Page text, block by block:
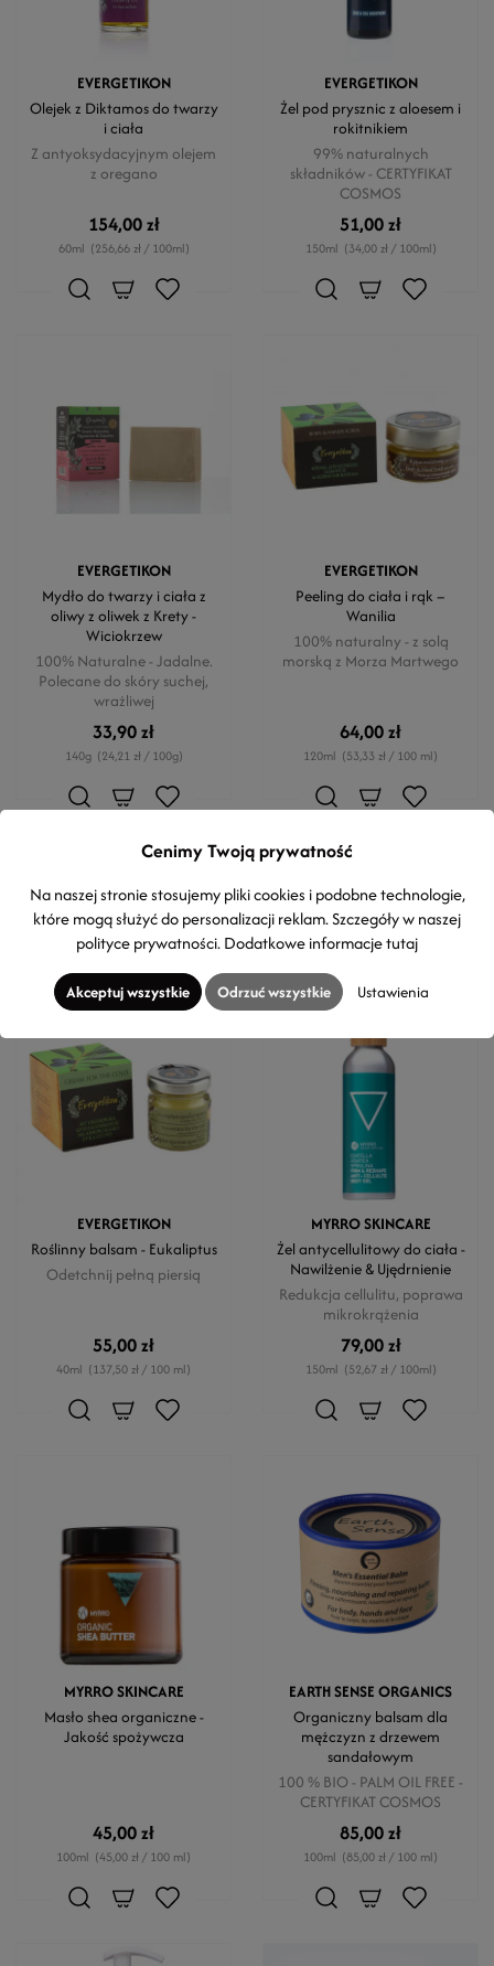
EVERGETIKON
Olejek z Diktamos do twarzy
i ciała
Z antyoksydacyjnym olejem
z oregano
154,00 zł
60ml (256,66 zł / 100ml)
EVERGETIKON
Żel pod prysznic z aloesem i
rokitnikiem
99% naturalnych
składników - CERTYFIKAT
COSMOS
51,00 zł
150ml (34,00 zł / 100ml)
EVERGETIKON
Mydło do twarzy i ciała z
oliwy z oliwek z Krety -
Wiciokrzew
100% Naturalne - Jadalne.
Polecane do skóry suchej,
wrażliwej
33,90 zł
140g (24,21 zł / 100g)
EVERGETIKON
Peeling do ciała i rąk –
Wanilia
100% naturalny - z solą
morską z Morza Martwego
64,00 zł
120ml (53,33 zł / 100 ml)
Produkty z kategorii
EVERGETIKON
Roślinny balsam - Eukaliptus
Odetchnij pełną piersią
55,00 zł
40ml (137,50 zł / 100 ml)
MYRRO SKINCARE
Żel antycellulitowy do ciała -
Nawilżenie & Ujędrnienie
Redukcja cellulitu, poprawa
mikrokrążenia
79,00 zł
150ml (52,67 zł / 100ml)
MYRRO SKINCARE
Masło shea organiczne -
Jakość spożywcza
45,00 zł
100ml (45,00 zł / 100 ml)
EARTH SENSE ORGANICS
Organiczny balsam dla
mężczyzn z drzewem
sandałowym
100 % BIO - PALM OIL FREE -
CERTYFIKAT COSMOS
85,00 zł
100ml (85,00 zł / 100 ml)
Cenimy Twoją prywatność
Na naszej stronie stosujemy pliki cookies i podobne technologie,
które mogą służyć do personalizacji reklam. Szczegóły w naszej
polityce prywatności. Dodatkowe informacjetutaj
Akceptuj wszystkie Odrzuć wszystkie Ustawienia